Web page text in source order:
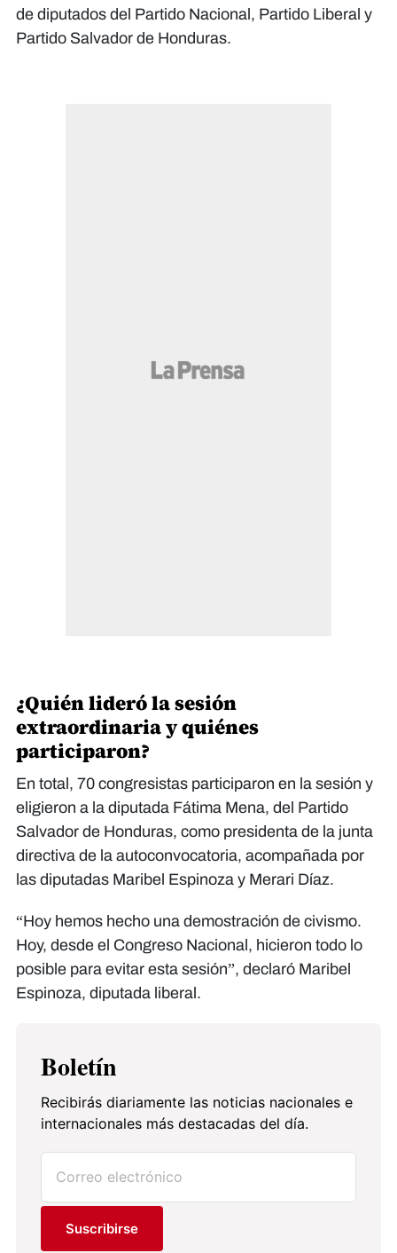
de diputados del Partido Nacional, Partido Liberal y
Partido Salvador de Honduras.
¿Quién lideró la sesión
extraordinaria y quiénes
participaron?
En total, 70 congresistas participaron en la sesión y
eligieron a la diputada Fátima Mena, del Partido
Salvador de Honduras, como presidenta de la junta
directiva de la autoconvocatoria, acompañada por
las diputadas Maribel Espinoza y Merari Díaz.
“Hoy hemos hecho una demostración de civismo.
Hoy, desde el Congreso Nacional, hicieron todo lo
posible para evitar esta sesión”, declaró Maribel
Espinoza, diputada liberal.
Boletín
Recibirás diariamente las noticias nacionales e
internacionales más destacadas del día.
Suscribirse